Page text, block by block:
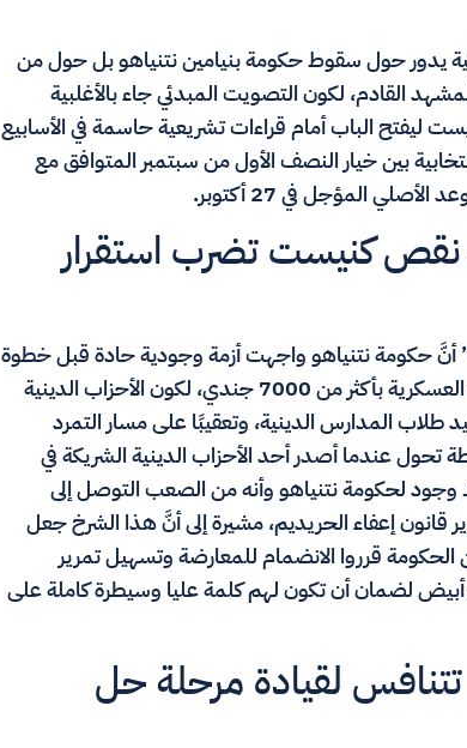
يدور حول سقوط حكومة بنيامين نتنياهو بل حول من
القادم، لكون التصويت المبدئي جاء بالأغلبية
13 مقترحًا لحل الكنيست ليفتح الباب أمام قراءات تشريعية حاسمة في الأسابيع
بين خيار النصف الأول من سبتمبر المتوافق مع
المؤجل في 27 أكتوبر.
نقص كنيست تضرب استقرار
أنَّ حكومة نتنياهو واجهت أزمة وجودية حادة قبل خطوة
حل الكنيست بسبب النقص الحاد في القوة البشرية العسكرية بأكثر من 7000 جندي، لكون الأحزاب الدينية
المدارس الدينية، وتعقيبًا على مسار التمرد
عندما أصدر أحد الأحزاب الدينية الشريكة في
وجود لحكومة نتنياهو وأنه من الصعب التوصل إلى
إعفاء الحريديم، مشيرة إلى أنَّ هذا الشرخ جعل
قرروا الانضمام للمعارضة وتسهيل تمرير
لضمان أن تكون لهم كلمة عليا وسيطرة كاملة على
لقيادة مرحلة حل